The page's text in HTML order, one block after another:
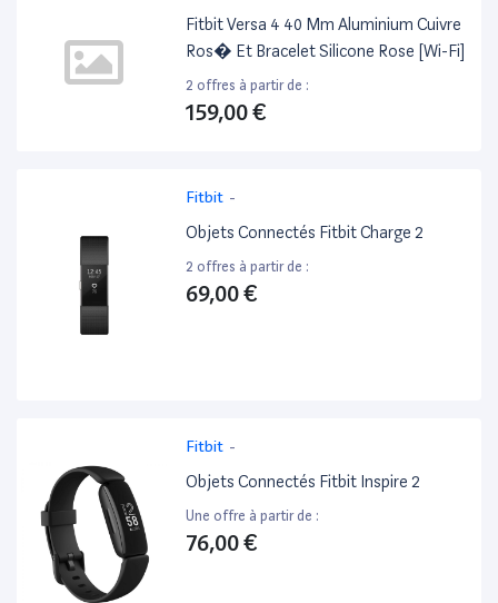
Fitbit Versa 4 40 Mm Aluminium Cuivre
Ros� Et Bracelet Silicone Rose [Wi-Fi]
2 offres à partir de :
159,00 €
Fitbit -
Objets Connectés Fitbit Charge 2
2 offres à partir de :
69,00 €
Fitbit -
Objets Connectés Fitbit Inspire 2
Une offre à partir de :
76,00 €